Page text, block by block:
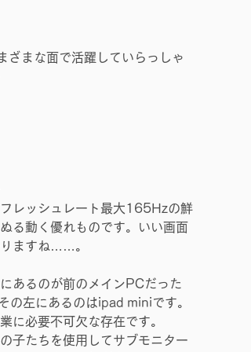
ざまな面で活躍していらっしゃ
レッシュレート最大165Hzの鮮
る動く優れものです。いい画面
ますね……。
あるのが前のメインPCだった
の左にあるのはipad miniです。
に必要不可欠な存在です。
子たちを使用してサブモニター